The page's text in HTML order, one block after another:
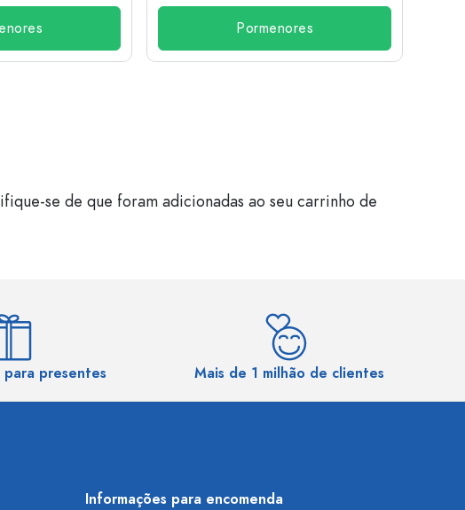
Pormenores
se de que foram adicionadas ao seu carrinho de
presentes Mais de 1 milhão de clientes
Informações para encomenda